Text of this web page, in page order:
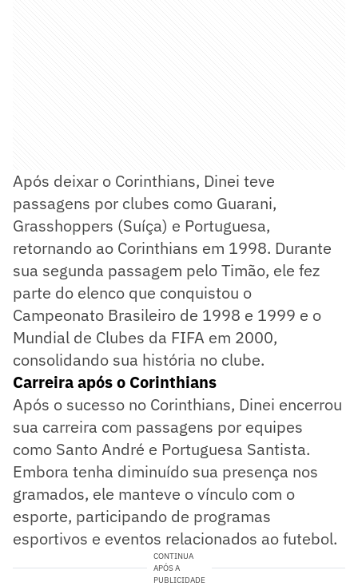
Após deixar o Corinthians, Dinei teve
passagens por clubes como Guarani,
Grasshoppers (Suíça) e Portuguesa,
retornando ao Corinthians em 1998. Durante
sua segunda passagem pelo Timão, ele fez
parte do elenco que conquistou o
Campeonato Brasileiro de 1998 e 1999 e o
Mundial de Clubes da FIFA em 2000,
consolidando sua história no clube.
Carreira após o Corinthians
Após o sucesso no Corinthians, Dinei encerrou
sua carreira com passagens por equipes
como Santo André e Portuguesa Santista.
Embora tenha diminuído sua presença nos
gramados, ele manteve o vínculo com o
esporte, participando de programas
esportivos e eventos relacionados ao futebol.
CONTINUA
APÓS A
PUBLICIDADE